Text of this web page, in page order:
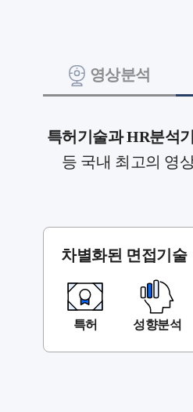
영상분석
특허기술과 HR분석
등 국내 최고의 영
차별화된 면접기술
특허 성향분석